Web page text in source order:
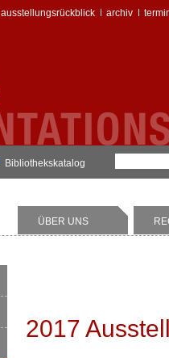
ausstellungsrückblick archiv
Bibliothekskatalog
ÜBER UNS
2017